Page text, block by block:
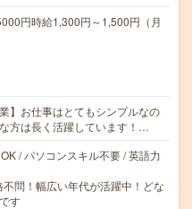
円時給1,300円～1,500円（月
】お仕事はとてもシンプルなの
方は長く活躍しています！…
/ パソコンスキル不要 / 英語力
問！幅広い年代が活躍中！どな
す